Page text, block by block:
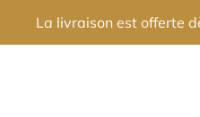
La livraison est offerte
×